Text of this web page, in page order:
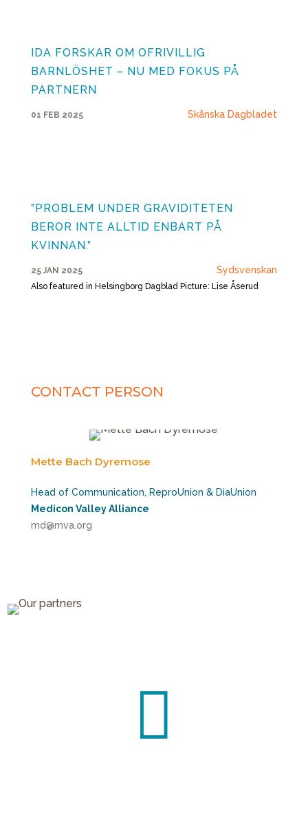
IDA FORSKAR OM OFRIVILLIG
BARNLÖSHET – NU MED FOKUS PÅ
PARTNERN
01 FEB 2025 Skånska Dagbladet
”PROBLEM UNDER GRAVIDITETEN
BEROR INTE ALLTID ENBART PÅ
KVINNAN.”
25 JAN 2025 Sydsvenskan
Also featured in Helsingborg Dagblad Picture: Lise Åserud
CONTACT PERSON
Mette Bach Dyremose
Head of Communication, ReproUnion & DiaUnion
Medicon Valley Alliance
md@mva.org
